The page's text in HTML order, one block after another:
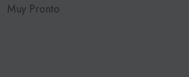
Muy Pronto